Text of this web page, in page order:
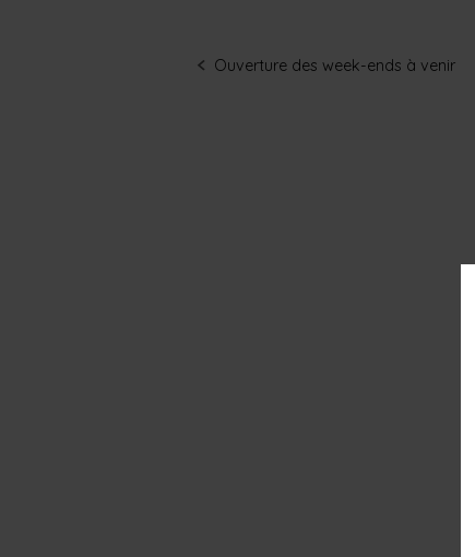
Post
Ouverture des week-ends à venir